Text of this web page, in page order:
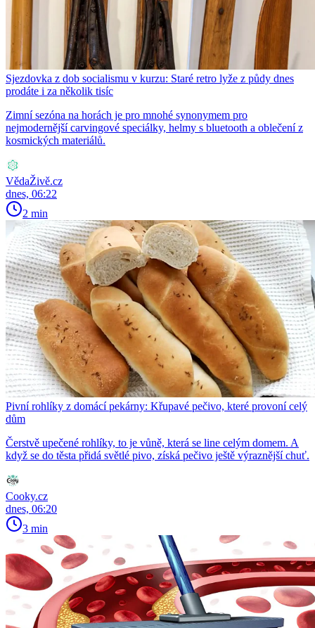
Sjezdovka z dob socialismu v kurzu: Staré retro lyže z půdy dnes
prodáte i za několik tisíc
Zimní sezóna na horách je pro mnohé synonymem pro
nejmodernější carvingové speciálky, helmy s bluetooth a oblečení z
kosmických materiálů.
VědaŽivě.cz
dnes, 06:22
2 min
Pivní rohlíky z domácí pekárny: Křupavé pečivo, které provoní celý
dům
Čerstvě upečené rohlíky, to je vůně, která se line celým domem. A
když se do těsta přidá světlé pivo, získá pečivo ještě výraznější chuť.
Cooky.cz
dnes, 06:20
3 min